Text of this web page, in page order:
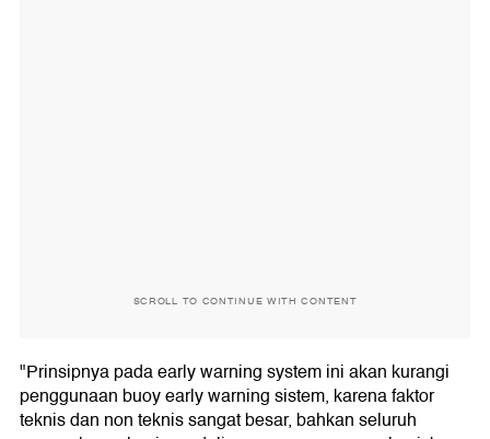
SCROLL TO CONTINUE WITH CONTENT
"Prinsipnya pada early warning system ini akan kurangi
penggunaan buoy early warning sistem, karena faktor
teknis dan non teknis sangat besar, bahkan seluruh